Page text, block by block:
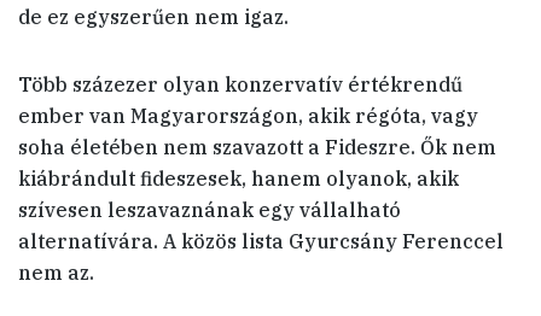
de ez egyszerűen nem igaz.
Több százezer olyan konzervatív értékrendű
ember van Magyarországon, akik régóta, vagy
soha életében nem szavazott a Fideszre. Ők nem
kiábrándult fideszesek, hanem olyanok, akik
szívesen leszavaznának egy vállalható
alternatívára. A közös lista Gyurcsány Ferenccel
nem az.